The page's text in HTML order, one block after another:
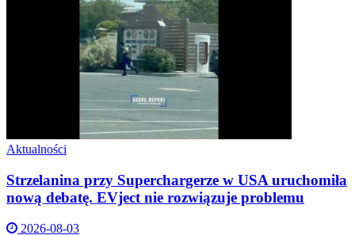
Aktualności
Strzelanina przy Superchargerze w USA uruchomiła
nową debatę. EVject nie rozwiązuje problemu
2026-08-03